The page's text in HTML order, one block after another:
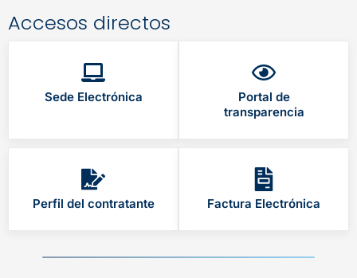
Accesos directos
Sede Electrónica
Portal de
transparencia
Perfil del contratante Factura Electrónica